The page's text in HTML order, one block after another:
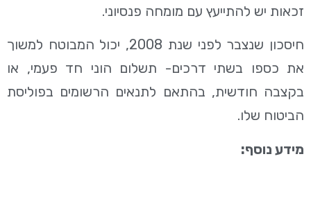
זכאות יש להתייעץ עם מומחה פנסיוני.
חיסכון שנצבר לפני שנת 2008, יכול המבוטח למשוך
את כספו בשתי דרכים- תשלום הוני חד פעמי, או
בקצבה חודשית, בהתאם לתנאים הרשומים בפוליסת
הביטוח שלו.
מידע נוסף: